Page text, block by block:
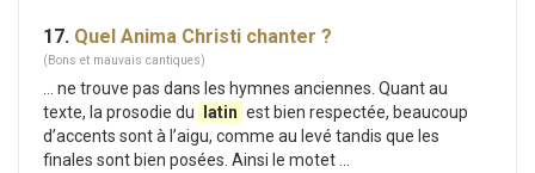
17. Quel Anima Christi chanter ?
(Bons et mauvais cantiques)
... ne trouve pas dans les hymnes anciennes. Quant au
texte, la prosodie du
latin est bien respectée, beaucoup
d’accents sont à l’aigu, comme au levé tandis que les
finales sont bien posées. Ainsi le motet ...